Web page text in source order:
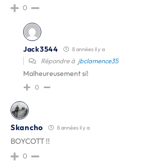
0
Jack3544 8 années il y a
Répondre à jbclamence35
Malheureusement si!
0
Skancho 8 années il y a
BOYCOTT !!
0